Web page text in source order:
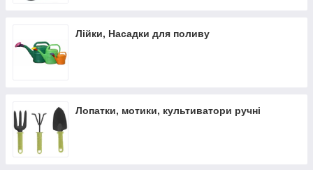
Лійки, Насадки для поливу
Лопатки, мотики, культиватори ручні